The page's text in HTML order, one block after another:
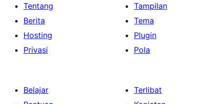
Tentang
Berita
Hosting
Privasi
Tampilan
Tema
Plugin
Pola
Belajar
Terlibat